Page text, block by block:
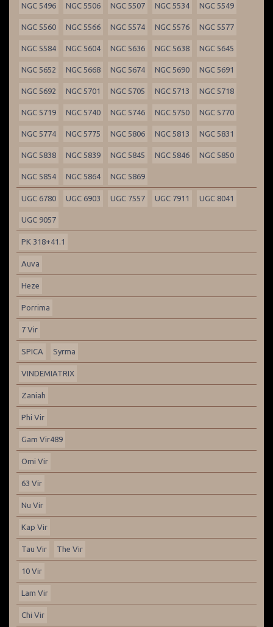
NGC 5496 NGC 5506 NGC 5507 NGC 5534 NGC 5549
NGC 5560 NGC 5566 NGC 5574 NGC 5576 NGC 5577
NGC 5584 NGC 5604 NGC 5636 NGC 5638 NGC 5645
NGC 5652 NGC 5668 NGC 5674 NGC 5690 NGC 5691
NGC 5692 NGC 5701 NGC 5705 NGC 5713 NGC 5718
NGC 5719 NGC 5740 NGC 5746 NGC 5750 NGC 5770
NGC 5774 NGC 5775 NGC 5806 NGC 5813 NGC 5831
NGC 5838 NGC 5839 NGC 5845 NGC 5846 NGC 5850
NGC 5854 NGC 5864 NGC 5869
UGC 6780 UGC 6903 UGC 7557 UGC 7911 UGC 8041
UGC 9057
PK 318+41.1
Auva
Heze
Porrima
7 Vir
SPICA Syrma
VINDEMIATRIX
Zaniah
Phi Vir
Gam Vir489
Omi Vir
63 Vir
Nu Vir
Kap Vir
Tau Vir The Vir
10 Vir
Lam Vir
Chi Vir